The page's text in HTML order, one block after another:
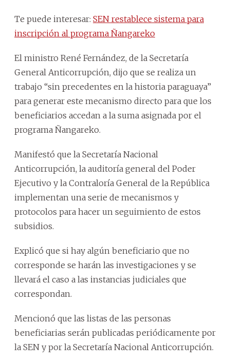
Te puede interesar: SEN restablece sistema para
inscripción al programa Ñangareko
El ministro René Fernández, de la Secretaría
General Anticorrupción, dijo que se realiza un
trabajo “sin precedentes en la historia paraguaya”
para generar este mecanismo directo para que los
beneficiarios accedan a la suma asignada por el
programa Ñangareko.
Manifestó que la Secretaría Nacional
Anticorrupción, la auditoría general del Poder
Ejecutivo y la Contraloría General de la República
implementan una serie de mecanismos y
protocolos para hacer un seguimiento de estos
subsidios.
Explicó que si hay algún beneficiario que no
corresponde se harán las investigaciones y se
llevará el caso a las instancias judiciales que
correspondan.
Mencionó que las listas de las personas
beneficiarias serán publicadas periódicamente por
la SEN y por la Secretaría Nacional Anticorrupción.